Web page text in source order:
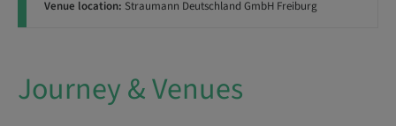
Venue location: Straumann Deutschland GmbH Freiburg
Journey & Venues